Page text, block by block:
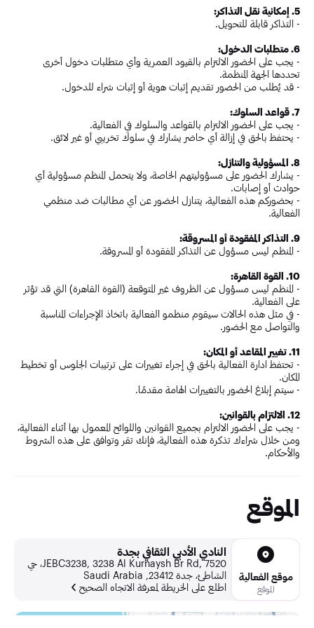
5. إمكانية نقل التذاكر:
- التذاكر قابلة للتحويل.
6. متطلبات الدخول:
- يجب على الحضور الالتزام بالقيود العمرية وأي متطلبات دخول أخرى
تحددها الجهة المنظمة.
- قد يُطلب من الحضور تقديم إثبات هوية أو إثبات شراء للدخول.
7. قواعد السلوك:
- يجب على الحضور الالتزام بالقواعد والسلوك في الفعالية.
- يحتفظ بالحق في إزالة أي حاضر يشارك في سلوك تخريبي أو غير لائق.
8. المسؤولية والتنازل:
- يشارك الحضور على مسؤوليتهم الخاصة، ولا يتحمل المنظم مسؤولية أي
حوادث أو إصابات.
- بحضوركم هذه الفعالية، يتنازل الحضور عن أي مطالبات ضد منظمي
الفعالية.
9. التذاكر المفقودة أو المسروقة:
- المنظم ليس مسؤول عن التذاكر المفقودة أو المسروقة.
10. القوة القاهرة:
- المنظم ليس مسؤول عن الظروف غير المتوقعة (القوة القاهرة) التي قد تؤثر
على الفعالية.
- في مثل هذه الحالات سيقوم منظمو الفعالية باتخاذ الإجراءات المناسبة
والتواصل مع الحضور.
11. تغيير المقاعد أو المكان:
- تحتفظ ادارة الفعالية بالحق في إجراء تغييرات على ترتيبات الجلوس أو تخطيط
المكان.
- سيتم إبلاغ الحضور بالتغييرات الهامة مقدمًا.
12. الالتزام بالقوانين:
- يجب على الحضور الالتزام بجميع القوانين واللوائح المعمول بها أثناء الفعالية،
ومن خلال شراءك تذكرة هذه الفعالية، فإنك تقر وتوافق على هذه الشروط
والأحكام.
الموقع
موقع الفعالية
الموقع
النادي الأدبي الثقافي بجدة
JEBC3238, 3238 Al Kurnaysh Br Rd, 7520، حي
الشاطئ، جدة 23412, Saudi Arabia
اطلع على الخريطة لمعرفة الاتجاه الصحيح